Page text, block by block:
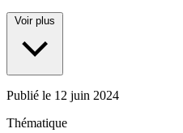
Voir plus
Publié le 12 juin 2024
Thématique